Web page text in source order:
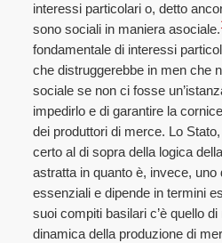
interessi particolari o, detto
sono sociali in maniera asociale.1
fondamentale di interessi
che distruggerebbe in men che
sociale se non ci fosse
impedirlo e di garantire la
dei produttori di merce. Lo
certo al di sopra della logica
astratta in quanto è, invece,
essenziali e dipende in termini
suoi compiti basilari c’è quello
dinamica della produzione di